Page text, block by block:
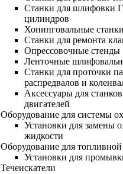
Станки для шлифовки
цилиндров
Хонинговальные станки
Станки для ремонта
Опрессовочные стенды
Ленточные
Станки для проточки
распредвалов и
Аксессуары для
двигателей
Оборудование для системы
Установки для замены
жидкости
Оборудование для
Установки для
Течеискатели